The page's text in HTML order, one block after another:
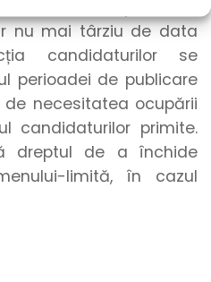
nu mai târziu de data
candidaturilor se
perioadei de publicare
necesitatea ocupării
candidaturilor primite.
dreptul de a închide
limită, în cazul